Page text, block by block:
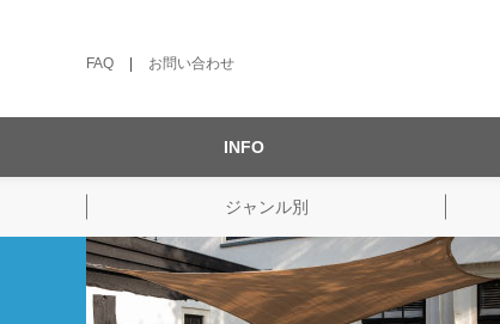
FAQ お問い合わせ
INFO
ジャンル別